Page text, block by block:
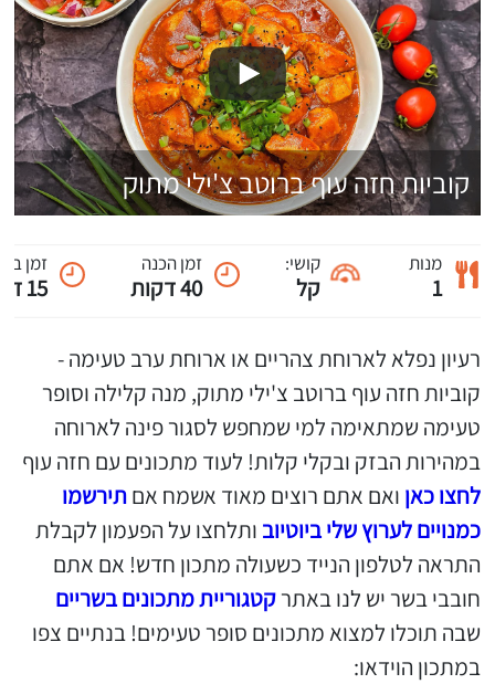
קוביות חזה עוף ברוטב צ'ילי מתוק
מנות
1
קושי:
קל
זמן הכנה
40 דקות
זמן
15 דקות
רעיון נפלא לארוחת צהריים או ארוחת ערב טעימה -
קוביות חזה עוף ברוטב צ'ילי מתוק, מנה קלילה וסופר
טעימה שמתאימה למי שמחפש לסגור פינה לארוחה
במהירות הבזק ובקלי קלות! לעוד מתכונים עם חזה עוף
לחצו כאן ואם אתם רוצים מאוד אשמח אםתירשמו
כמנויים לערוץ שלי ביוטיוב ותלחצו על הפעמון לקבלת
התראה לטלפון הנייד כשעולה מתכון חדש! אם אתם
חובבי בשר יש לנו באתרקטגוריית מתכונים בשריים
שבה תוכלו למצוא מתכונים סופר טעימים! בנתיים צפו
במתכון הוידאו: